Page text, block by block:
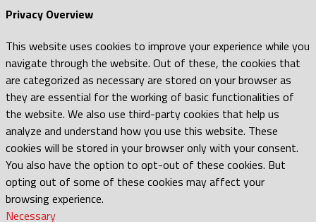
Privacy Overview
This website uses cookies to improve your experience while you
navigate through the website. Out of these, the cookies that
are categorized as necessary are stored on your browser as
they are essential for the working of basic functionalities of
the website. We also use third-party cookies that help us
analyze and understand how you use this website. These
cookies will be stored in your browser only with your consent.
You also have the option to opt-out of these cookies. But
opting out of some of these cookies may affect your
browsing experience.
Necessary